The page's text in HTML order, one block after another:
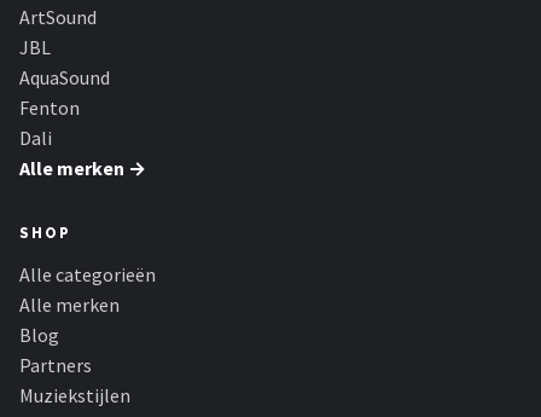
ArtSound
JBL
AquaSound
Fenton
Dali
Alle merken →
SHOP
Alle categorieën
Alle merken
Blog
Partners
Muziekstijlen